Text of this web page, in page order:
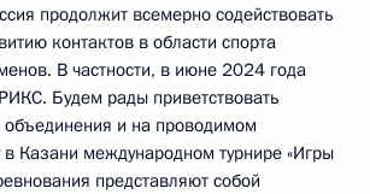
продолжит всемерно содействовать
контактов в области спорта
В частности, в июне 2024 года
Будем рады приветствовать
и на проводимом
Казани международном турнире «Игры
представляют собой